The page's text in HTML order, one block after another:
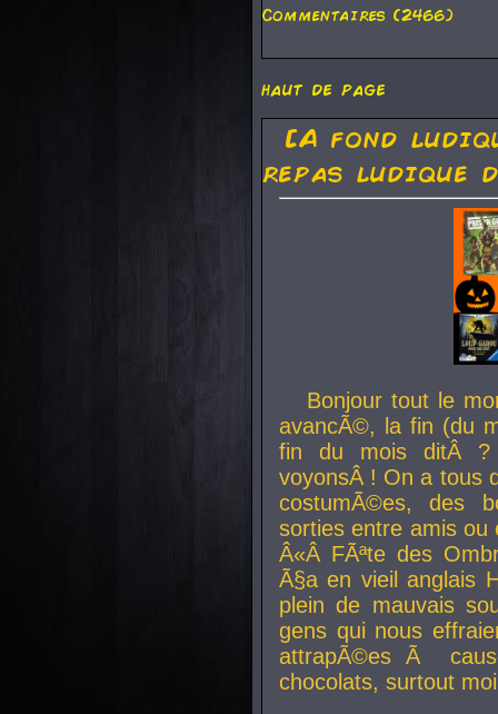
Commentaires (2466)
haut de page
[A fond
repas ludique
Bonjour tout le
avancÃ©, la fin (du
fin du mois ditÂ ?
voyonsÂ ! On a tous
costumÃ©es, des
sorties entre amis
Â«Â FÃªte des
Ã§a en vieil anglais
plein de mauvais
gens qui nous
attrapÃ©es Ã
chocolats, surtout